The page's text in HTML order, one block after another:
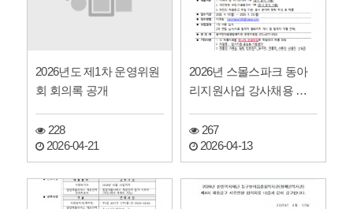
2026년도 제1차 운영위원
회 회의록 공개
228
2026-04-21
2026년 스몰스파크 동아
리지원사업 강사채용 공
267
2026-04-13